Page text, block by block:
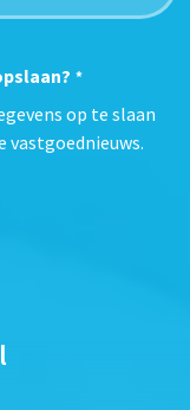
*
op te slaan